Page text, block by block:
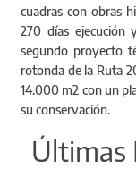
cuadras con obras
270 días ejecución
segundo proyecto
rotonda de la Ruta
14.000 m2 con un
su conservación.
Últimas